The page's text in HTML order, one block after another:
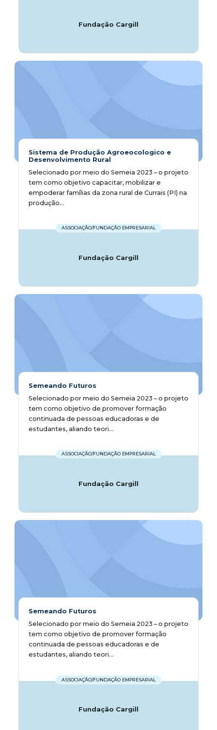
Fundação Cargill
Sistema de Produção Agroeocologico e
Desenvolvimento Rural
Selecionado por meio do Semeia 2023 – o projeto
tem como objetivo capacitar, mobilizar e
empoderar famílias da zona rural de Currais (PI) na
produção...
ASSOCIAÇÃO/FUNDAÇÃO EMPRESARIAL
Fundação Cargill
Semeando Futuros
Selecionado por meio do Semeia 2023 – o projeto
tem como objetivo de promover formação
continuada de pessoas educadoras e de
estudantes, aliando teori...
ASSOCIAÇÃO/FUNDAÇÃO EMPRESARIAL
Fundação Cargill
Semeando Futuros
Selecionado por meio do Semeia 2023 – o projeto
tem como objetivo de promover formação
continuada de pessoas educadoras e de
estudantes, aliando teori...
ASSOCIAÇÃO/FUNDAÇÃO EMPRESARIAL
Fundação Cargill